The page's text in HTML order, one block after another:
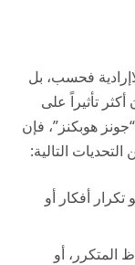
فحسب، بل
تأثيراً على
هوبكنز”، فإن
التحديات التالية:
تكرار أفكار أو
المتكرر، أو